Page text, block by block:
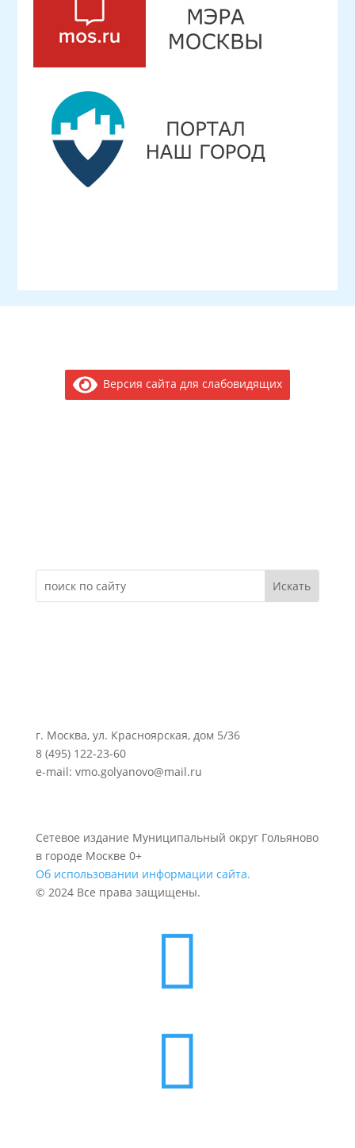
Версия сайта для слабовидящих
г. Москва, ул. Красноярская, дом 5/36
8 (495) 122-23-60
e-mail: vmo.golyanovo@mail.ru
Сетевое издание Муниципальный округ Гольяново
в городе Москве 0+
Об использовании информации сайта.
© 2024 Все права защищены.

